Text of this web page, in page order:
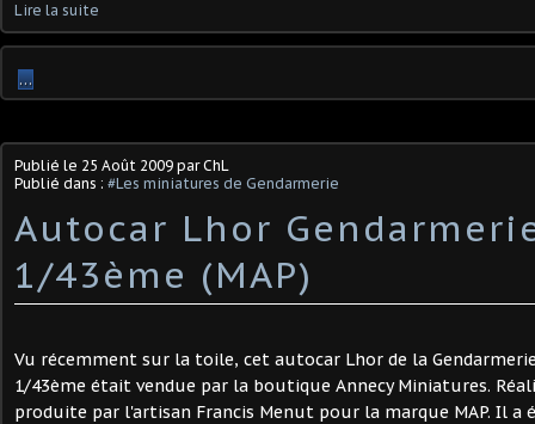
Lire la suite
…
Publié le 25 Août 2009 par ChL
Publié dans : #Les miniatures de Gendarmerie
Autocar Lhor
1/43ème (MAP)
Vu récemment sur la toile, cet autocar Lhor de la
1/43ème était vendue par la boutique Annecy Miniatures.
produite par l'artisan Francis Menut pour la marque MAP. Il a